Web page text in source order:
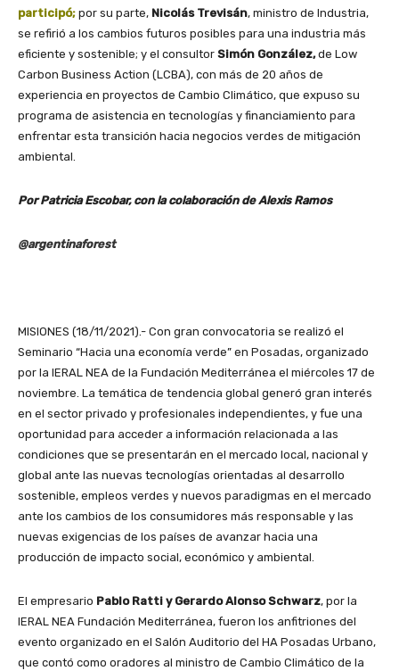
participó; por su parte, Nicolás Trevisán, ministro de Industria,
se refirió a los cambios futuros posibles para una industria más
eficiente y sostenible; y el consultor Simón González,de Low
Carbon Business Action (LCBA), con más de 20 años de
experiencia en proyectos de Cambio Climático, que expuso su
programa de asistencia en tecnologías y financiamiento para
enfrentar esta transición hacia negocios verdes de mitigación
ambiental.
Por Patricia Escobar,con la colaboración de Alexis Ramos
@argentinaforest
MISIONES (18/11/2021).- Con gran convocatoria se realizó el
Seminario “Hacia una economía verde” en Posadas, organizado
por la IERAL NEA de la Fundación Mediterránea el miércoles 17 de
noviembre. La temática de tendencia global generó gran interés
en el sector privado y profesionales independientes, y fue una
oportunidad para acceder a información relacionada a las
condiciones que se presentarán en el mercado local, nacional y
global ante las nuevas tecnologías orientadas al desarrollo
sostenible, empleos verdes y nuevos paradigmas en el mercado
ante los cambios de los consumidores más responsable y las
nuevas exigencias de los países de avanzar hacia una
producción de impacto social, económico y ambiental.
El empresario Pablo Ratti y Gerardo Alonso Schwarz, por la
IERAL NEA Fundación Mediterránea, fueron los anfitriones del
evento organizado en el Salón Auditorio del HA Posadas Urbano,
que contó como oradores al ministro de Cambio Climático de la